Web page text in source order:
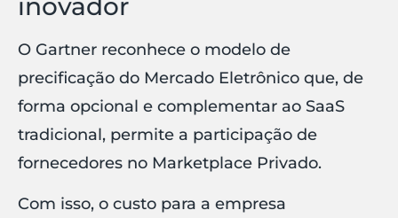
O Gartner reconhece o modelo de
precificação do Mercado Eletrônico que, de
forma opcional e complementar ao SaaS
tradicional, permite a participação de
fornecedores no Marketplace Privado.
Com isso, o custo para a empresa